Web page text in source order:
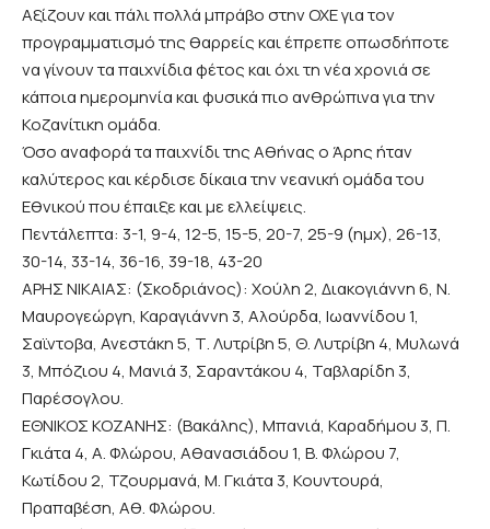
Αξίζουν και πάλι πολλά μπράβο στην ΟΧΕ για τον
προγραμματισμό της θαρρείς και έπρεπε οπωσδήποτε
να γίνουν τα παιχνίδια φέτος και όχι τη νέα χρονιά σε
κάποια ημερομηνία και φυσικά πιο ανθρώπινα για την
Κοζανίτικη ομάδα.
Όσο αναφορά τα παιχνίδι της Αθήνας ο Άρης ήταν
καλύτερος και κέρδισε δίκαια την νεανική ομάδα του
Εθνικού που έπαιξε και με ελλείψεις.
Πεντάλεπτα: 3-1, 9-4, 12-5, 15-5, 20-7, 25-9 (ημχ), 26-13,
30-14, 33-14, 36-16, 39-18, 43-20
ΑΡΗΣ ΝΙΚΑΙΑΣ: (Σκοδριάνος): Χούλη 2, Διακογιάννη 6, Ν.
Μαυρογεώργη, Καραγιάννη 3, Αλούρδα, Ιωαννίδου 1,
Σαϊντοβα, Ανεστάκη 5, Τ. Λυτρίβη 5, Θ. Λυτρίβη 4, Μυλωνά
3, Μπόζιου 4, Μανιά 3, Σαραντάκου 4, Ταβλαρίδη 3,
Παρέσογλου.
ΕΘΝΙΚΟΣ ΚΟΖΑΝΗΣ: (Βακάλης), Μπανιά, Καραδήμου 3, Π.
Γκιάτα 4, Α. Φλώρου, Αθανασιάδου 1, Β. Φλώρου 7,
Κωτίδου 2, Τζουρμανά, Μ. Γκιάτα 3, Κουντουρά,
Πραπαβέση, Αθ. Φλώρου.